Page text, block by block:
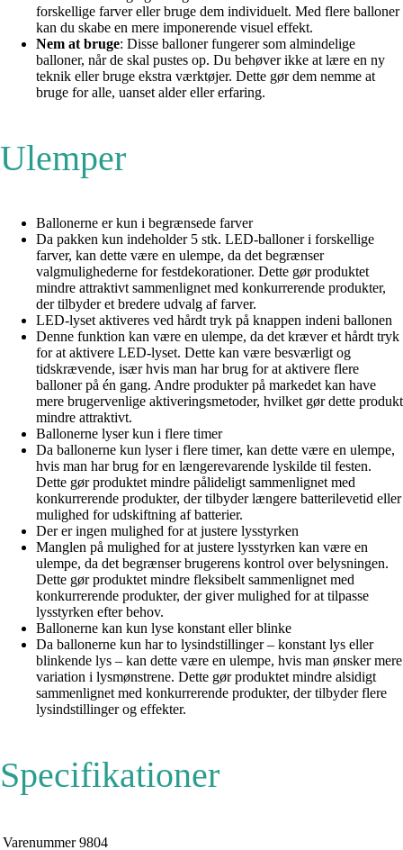
forskellige farver eller bruge dem individuelt. Med flere balloner
kan du skabe en mere imponerende visuel effekt.
Nem at bruge: Disse balloner fungerer som almindelige
balloner, når de skal pustes op. Du behøver ikke at lære en ny
teknik eller bruge ekstra værktøjer. Dette gør dem nemme at
bruge for alle, uanset alder eller erfaring.
Ulemper
Ballonerne er kun i begrænsede farver
Da pakken kun indeholder 5 stk. LED-balloner i forskellige
farver, kan dette være en ulempe, da det begrænser
valgmulighederne for festdekorationer. Dette gør produktet
mindre attraktivt sammenlignet med konkurrerende produkter,
der tilbyder et bredere udvalg af farver.
LED-lyset aktiveres ved hårdt tryk på knappen indeni ballonen
Denne funktion kan være en ulempe, da det kræver et hårdt tryk
for at aktivere LED-lyset. Dette kan være besværligt og
tidskrævende, især hvis man har brug for at aktivere flere
balloner på én gang. Andre produkter på markedet kan have
mere brugervenlige aktiveringsmetoder, hvilket gør dette produkt
mindre attraktivt.
Ballonerne lyser kun i flere timer
Da ballonerne kun lyser i flere timer, kan dette være en ulempe,
hvis man har brug for en længerevarende lyskilde til festen.
Dette gør produktet mindre pålideligt sammenlignet med
konkurrerende produkter, der tilbyder længere batterilevetid eller
mulighed for udskiftning af batterier.
Der er ingen mulighed for at justere lysstyrken
Manglen på mulighed for at justere lysstyrken kan være en
ulempe, da det begrænser brugerens kontrol over belysningen.
Dette gør produktet mindre fleksibelt sammenlignet med
konkurrerende produkter, der giver mulighed for at tilpasse
lysstyrken efter behov.
Ballonerne kan kun lyse konstant eller blinke
Da ballonerne kun har to lysindstillinger – konstant lys eller
blinkende lys – kan dette være en ulempe, hvis man ønsker mere
variation i lysmønstrene. Dette gør produktet mindre alsidigt
sammenlignet med konkurrerende produkter, der tilbyder flere
lysindstillinger og effekter.
Specifikationer
Varenummer 9804